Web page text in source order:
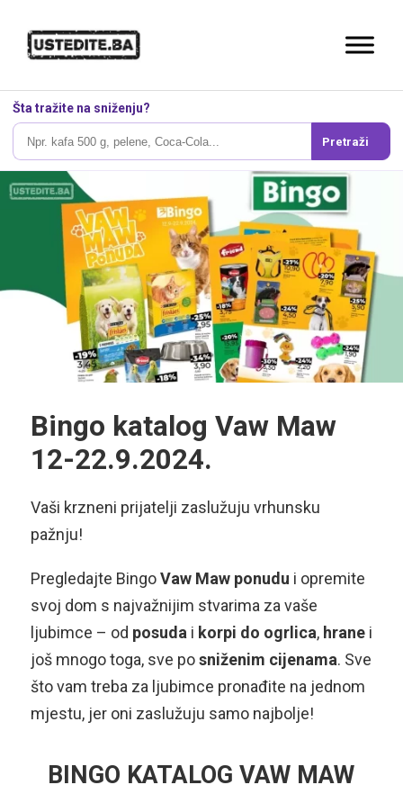
Šta tražite na sniženju?
Pretraži
Bingo katalog Vaw Maw
12-22.9.2024.
Vaši krzneni prijatelji zaslužuju vrhunsku
pažnju!
Pregledajte BingoVaw Maw ponudu i opremite
svoj dom s najvažnijim stvarima za vaše
ljubimce – od posudai korpi do ogrlica, hranei
još mnogo toga, sve posniženim cijenama. Sve
što vam treba za ljubimce pronađite na jednom
mjestu, jer oni zaslužuju samo najbolje!
BINGO KATALOG VAW MAW